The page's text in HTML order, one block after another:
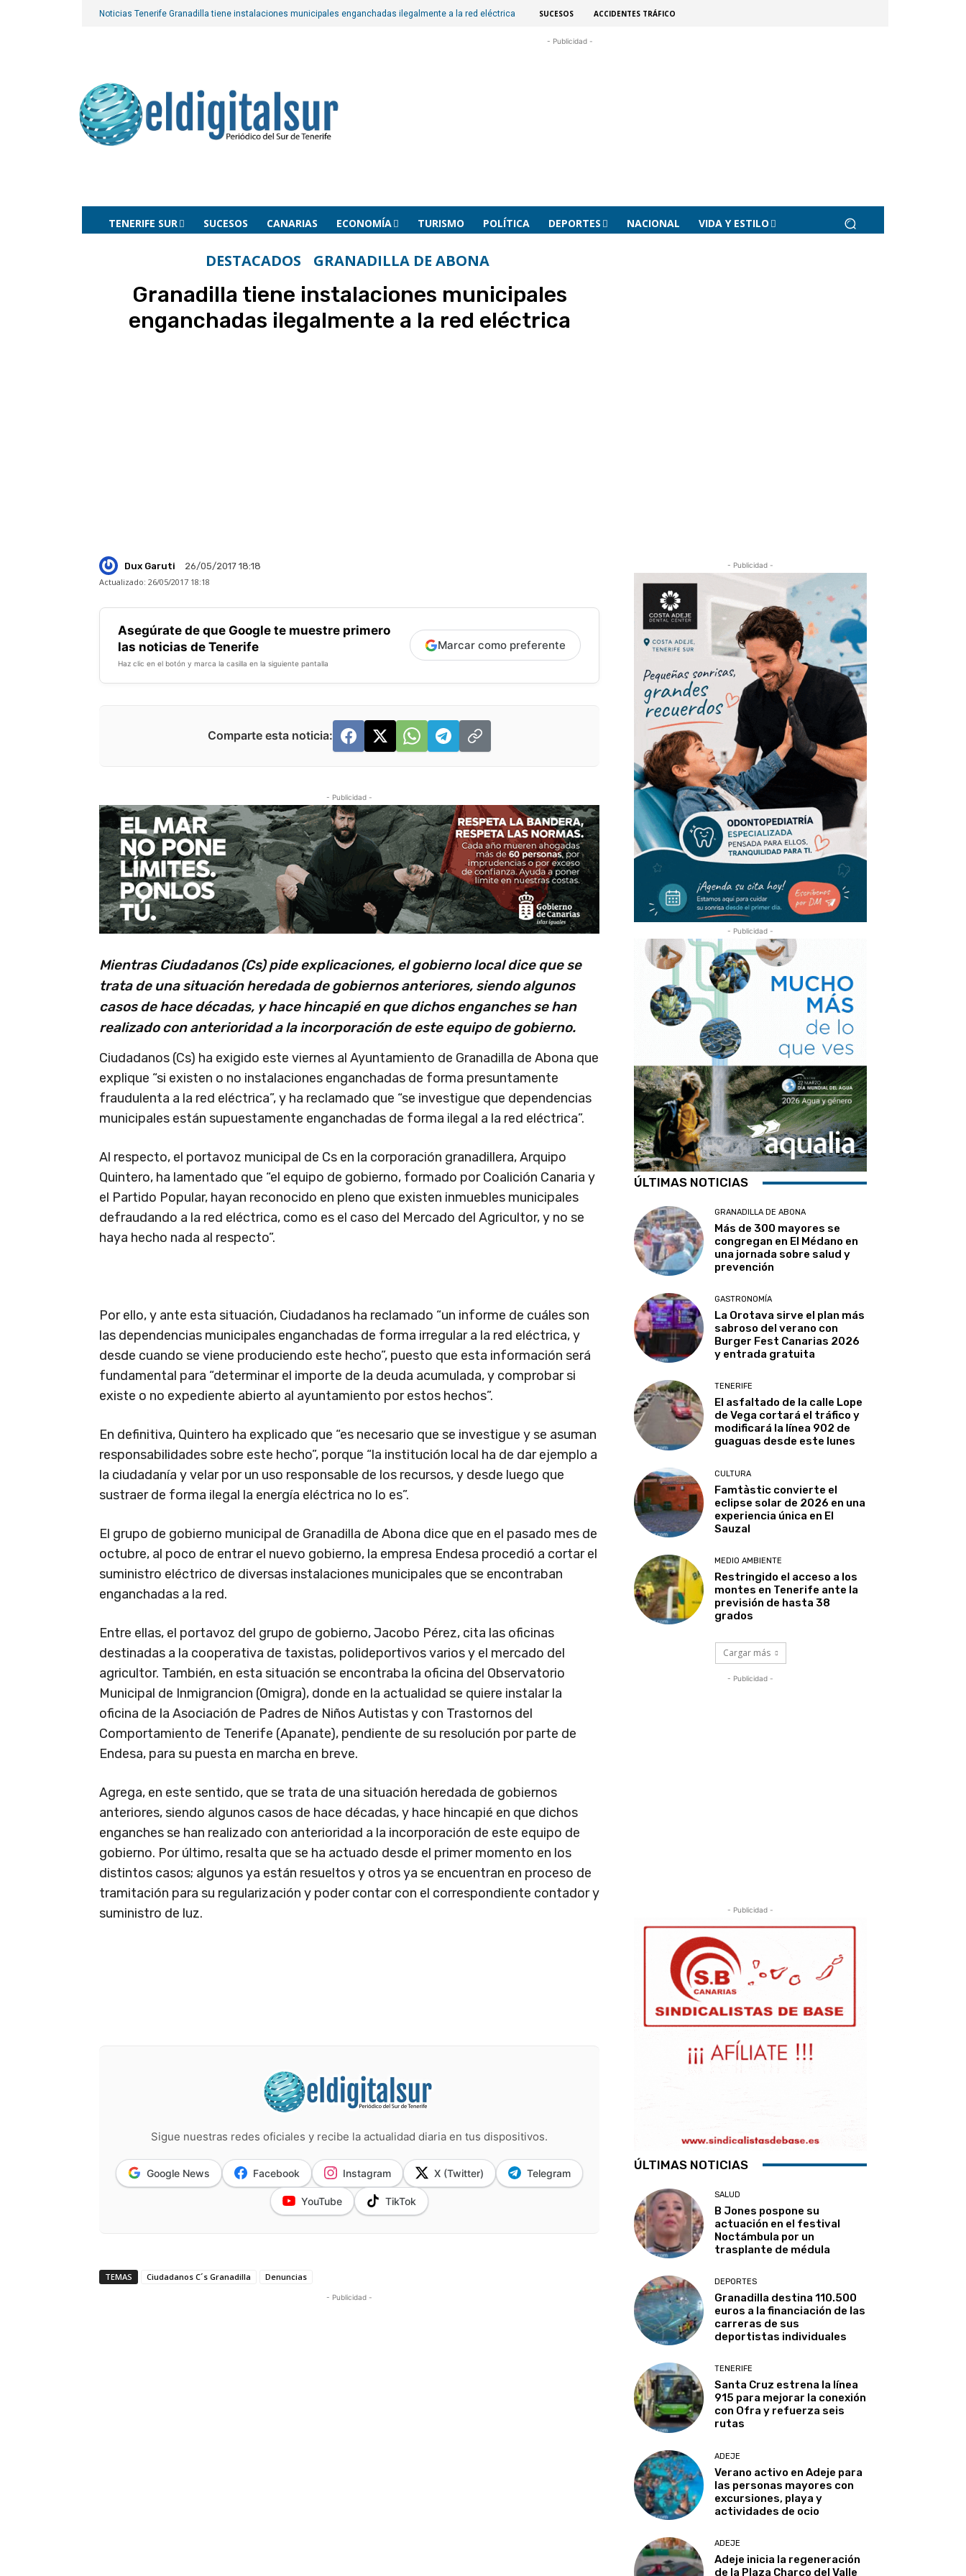
Noticias Tenerife Granadilla tiene instalaciones municipales enganchadas ilegalmente a la red eléctrica SUCESOS ACCIDENTES TRÁFICO
- Publicidad -
TENERIFE SUR SUCESOS CANARIAS ECONOMÍA TURISMO POLÍTICA DEPORTES NACIONAL VIDA Y ESTILO
DESTACADOS GRANADILLA DE ABONA
Granadilla tiene instalaciones municipales
enganchadas ilegalmente a la red eléctrica
Dux Garuti
26/05/2017 18:18
Actualizado: 26/05/2017 18:18
Asegúrate de que Google te muestre primero
las noticias de Tenerife
Haz clic en el botón y marca la casilla en la siguiente pantalla
Marcar como preferente
Comparte esta noticia:
- Publicidad -
Mientras Ciudadanos (Cs) pide explicaciones, el gobierno local dice que se
trata de una situación heredada de gobiernos anteriores, siendo algunos
casos de hace décadas, y hace hincapié en que dichos enganches se han
realizado con anterioridad a la incorporación de este equipo de gobierno.
Ciudadanos (Cs) ha exigido este viernes al Ayuntamiento de Granadilla de Abona que
explique “si existen o no instalaciones enganchadas de forma presuntamente
fraudulenta a la red eléctrica”, y ha reclamado que “se investigue que dependencias
municipales están supuestamente enganchadas de forma ilegal a la red eléctrica”.
Al respecto, el portavoz municipal de Cs en la corporación granadillera, Arquipo
Quintero, ha lamentado que “el equipo de gobierno, formado por Coalición Canaria y
el Partido Popular, hayan reconocido en pleno que existen inmuebles municipales
defraudando a la red eléctrica, como es el caso del Mercado del Agricultor, y no se
haya hecho nada al respecto”.
Por ello, y ante esta situación, Ciudadanos ha reclamado “un informe de cuáles son
las dependencias municipales enganchadas de forma irregular a la red eléctrica, y
desde cuando se viene produciendo este hecho”, puesto que esta información será
fundamental para “determinar el importe de la deuda acumulada, y comprobar si
existe o no expediente abierto al ayuntamiento por estos hechos”.
En definitiva, Quintero ha explicado que “es necesario que se investigue y se asuman
responsabilidades sobre este hecho”, porque “la institución local ha de dar ejemplo a
la ciudadanía y velar por un uso responsable de los recursos, y desde luego que
sustraer de forma ilegal la energía eléctrica no lo es”.
El grupo de gobierno municipal de Granadilla de Abona dice que en el pasado mes de
octubre, al poco de entrar el nuevo gobierno, la empresa Endesa procedió a cortar el
suministro eléctrico de diversas instalaciones municipales que se encontraban
enganchadas a la red.
Entre ellas, el portavoz del grupo de gobierno, Jacobo Pérez, cita las oficinas
destinadas a la cooperativa de taxistas, polideportivos varios y el mercado del
agricultor. También, en esta situación se encontraba la oficina del Observatorio
Municipal de Inmigrancion (Omigra), donde en la actualidad se quiere instalar la
oficina de la Asociación de Padres de Niños Autistas y con Trastornos del
Comportamiento de Tenerife (Apanate), pendiente de su resolución por parte de
Endesa, para su puesta en marcha en breve.
Agrega, en este sentido, que se trata de una situación heredada de gobiernos
anteriores, siendo algunos casos de hace décadas, y hace hincapié en que dichos
enganches se han realizado con anterioridad a la incorporación de este equipo de
gobierno. Por último, resalta que se ha actuado desde el primer momento en los
distintos casos; algunos ya están resueltos y otros ya se encuentran en proceso de
tramitación para su regularización y poder contar con el correspondiente contador y
suministro de luz.
Sigue nuestras redes oficiales y recibe la actualidad diaria en tus dispositivos.
Google News Facebook Instagram X (Twitter) Telegram
YouTube TikTok
TEMAS Ciudadanos C´s Granadilla Denuncias
- Publicidad -
- Publicidad -
- Publicidad -
ÚLTIMAS NOTICIAS
GRANADILLA DE ABONA
Más de 300 mayores se
congregan en El Médano en
una jornada sobre salud y
prevención
GASTRONOMÍA
La Orotava sirve el plan más
sabroso del verano con
Burger Fest Canarias 2026
y entrada gratuita
TENERIFE
El asfaltado de la calle Lope
de Vega cortará el tráfico y
modificará la línea 902 de
guaguas desde este lunes
CULTURA
Famtàstic convierte el
eclipse solar de 2026 en una
experiencia única en El
Sauzal
MEDIO AMBIENTE
Restringido el acceso a los
montes en Tenerife ante la
previsión de hasta 38
grados
Cargar más
- Publicidad -
- Publicidad -
ÚLTIMAS NOTICIAS
SALUD
B Jones pospone su
actuación en el festival
Noctámbula por un
trasplante de médula
DEPORTES
Granadilla destina 110.500
euros a la financiación de las
carreras de sus
deportistas individuales
TENERIFE
Santa Cruz estrena la línea
915 para mejorar la conexión
con Ofra y refuerza seis
rutas
ADEJE
Verano activo en Adeje para
las personas mayores con
excursiones, playa y
actividades de ocio
ADEJE
Adeje inicia la regeneración
de la Plaza Charco del Valle